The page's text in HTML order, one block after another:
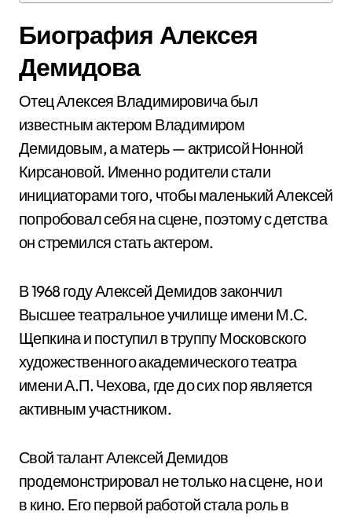
Биография Алексея
Демидова
Отец Алексея Владимировича был
известным актером Владимиром
Демидовым, а матерь — актрисой Нонной
Кирсановой. Именно родители стали
инициаторами того, чтобы маленький Алексей
попробовал себя на сцене, поэтому с детства
он стремился стать актером.
В 1968 году Алексей Демидов закончил
Высшее театральное училище имени М.С.
Щепкина и поступил в труппу Московского
художественного академического театра
имени А.П. Чехова, где до сих пор является
активным участником.
Свой талант Алексей Демидов
продемонстрировал не только на сцене, но и
в кино. Его первой работой стала роль в